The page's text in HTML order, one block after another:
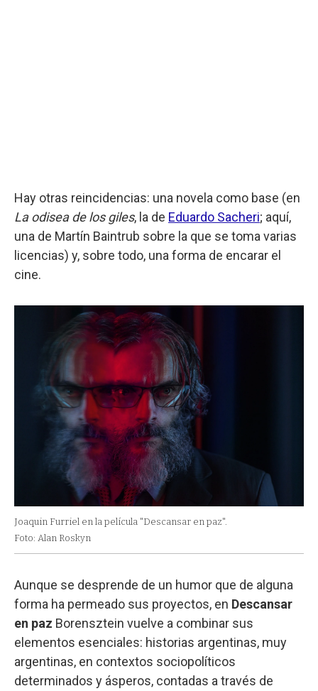
Hay otras reincidencias: una novela como base (en
La odisea de los giles, la de Eduardo Sacheri; aquí,
una de Martín Baintrub sobre la que se toma varias
licencias) y, sobre todo, una forma de encarar el
cine.
Joaquin Furriel en la película "Descansar en paz".
Foto: Alan Roskyn
Aunque se desprende de un humor que de alguna
forma ha permeado sus proyectos, en Descansar
en paz Borensztein vuelve a combinar sus
elementos esenciales: historias argentinas, muy
argentinas, en contextos sociopolíticos
determinados y ásperos, contadas a través de